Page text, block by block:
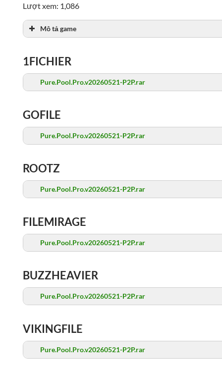
Lượt xem: 1,086
Mô tả game
1FICHIER
Pure.Pool.Pro.v20260521-P2P.rar
GOFILE
Pure.Pool.Pro.v20260521-P2P.rar
ROOTZ
Pure.Pool.Pro.v20260521-P2P.rar
FILEMIRAGE
Pure.Pool.Pro.v20260521-P2P.rar
BUZZHEAVIER
Pure.Pool.Pro.v20260521-P2P.rar
VIKINGFILE
Pure.Pool.Pro.v20260521-P2P.rar